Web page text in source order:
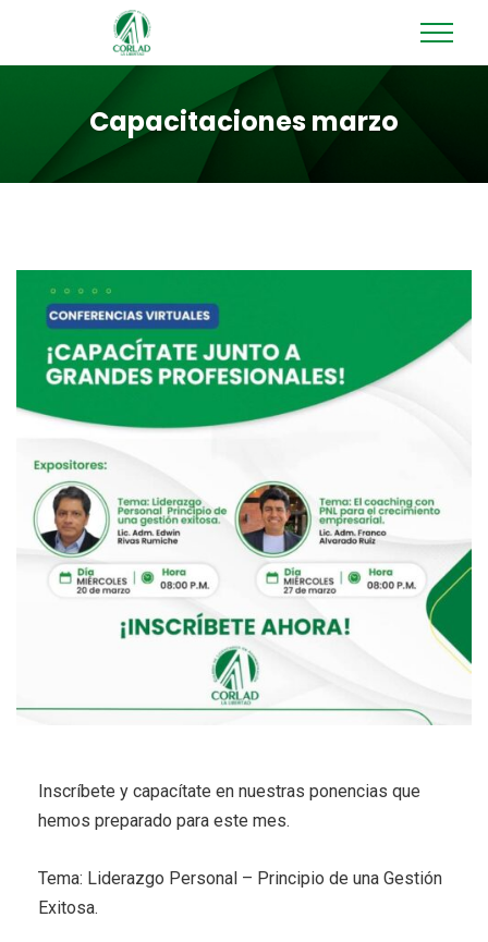
Capacitaciones marzo
Inscríbete y capacítate en nuestras ponencias que
hemos preparado para este mes.
Tema: Liderazgo Personal – Principio de una Gestión
Exitosa.